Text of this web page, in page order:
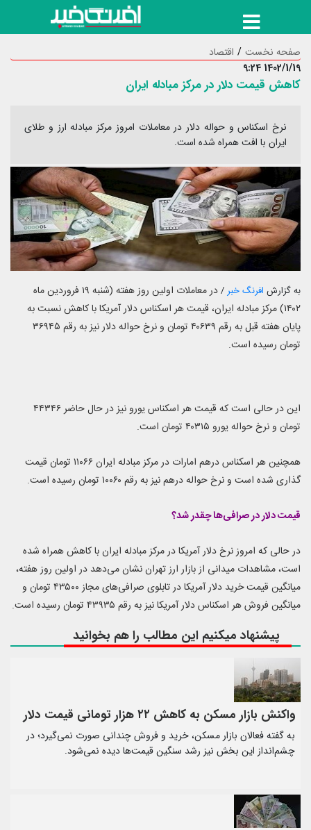
صفحه نخست
اقتصاد
1402/1/19 9:24
کاهش قیمت دلار در مرکز مبادله ایران
نرخ اسکناس و حواله دلار در معاملات امروز مرکز مبادله ارز و طلای
ایران با افت همراه شده است.
به گزارش افرنگ خبر /
در معاملات اولین روز هفته (شنبه ۱۹ فروردین ماه
۱۴۰۲) مرکز مبادله ایران، قیمت هر اسکناس دلار آمریکا با کاهش نسبت به
پایان هفته قبل به رقم ۴۰۶۳۹ تومان و نرخ حواله دلار نیز به رقم ۳۶۹۴۵
تومان رسیده است.
این در حالی است که قیمت هر اسکناس یورو نیز در حال حاضر ۴۴۳۴۶
تومان و نرخ حواله یورو ۴۰۳۱۵ تومان است.
همچنین هر اسکناس درهم امارات در مرکز مبادله ایران ۱۱۰۶۶ تومان قیمت
گذاری شده است و نرخ حواله درهم نیز به رقم ۱۰۰۶۰ تومان رسیده است.
قیمت دلار در صرافی‌ها چقدر شد؟
در حالی که امروز نرخ دلار آمریکا در مرکز مبادله ایران با کاهش همراه شده
است، مشاهدات میدانی از بازار ارز تهران نشان می‌دهد در اولین روز هفته،
میانگین قیمت خرید دلار آمریکا در تابلوی صرافی‌های مجاز ۴۳۵۰۰ تومان و
میانگین فروش هر اسکناس دلار آمریکا نیز به رقم ۴۳۹۳۵ تومان رسیده است.
پیشنهاد میکنیم این مطالب را هم بخوانید
واکنش بازار مسکن به کاهش ۲۲ هزار تومانی قیمت دلار
به گفته فعالان بازار مسکن، خرید و فروش چندانی صورت نمی‌گیرد؛ در
چشم‌انداز این بخش نیز رشد سنگین قیمت‌ها دیده نمی‌شود.